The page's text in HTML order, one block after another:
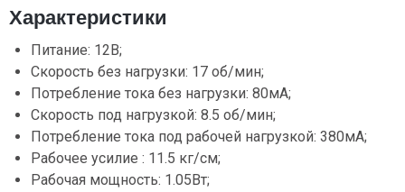
Характеристики
Питание: 12В;
Скорость без нагрузки: 17 об/мин;
Потребление тока без нагрузки: 80мА;
Скорость под нагрузкой: 8.5 об/мин;
Потребление тока под рабочей нагрузкой: 380мА;
Рабочее усилие : 11.5 кг/см;
Рабочая мощность: 1.05Вт;